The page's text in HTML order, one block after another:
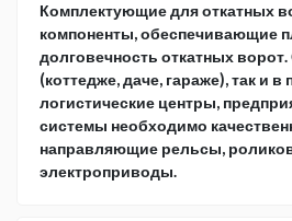
​​​​​​​Комплектующие для откатных
компоненты, обеспечивающие
долговечность откатных
(коттедже, даче, гараже), так и
логистические центры,
системы необходимо
направляющие рельсы,
электроприводы.